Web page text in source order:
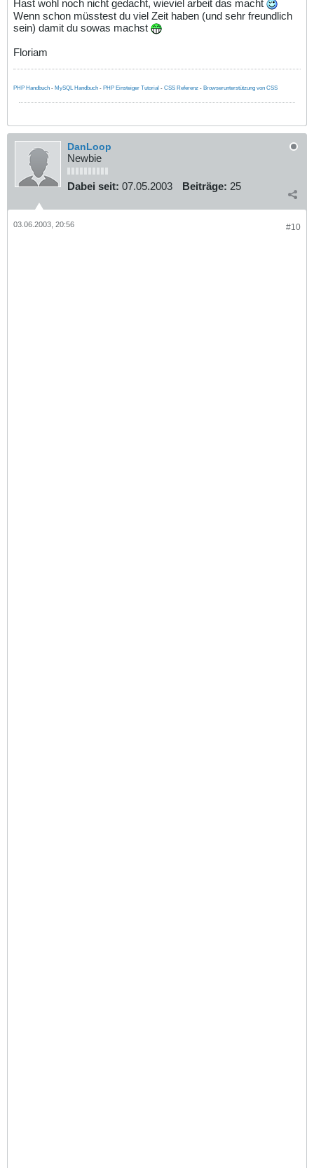
Hast wohl noch nicht gedacht, wieviel arbeit das macht
Wenn schon müsstest du viel Zeit haben (und sehr freundlich
sein) damit du sowas machst
Floriam
PHP Handbuch - MySQL Handbuch - PHP Einsteiger Tutorial - CSS Referenz - Browserunterstützung von CSS
DanLoop
Newbie
Dabei seit: 07.05.2003 Beiträge: 25
#10
03.06.2003, 20:56